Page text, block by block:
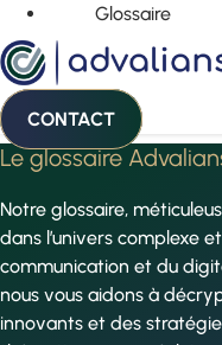
Glossaire
CONTACT
Le glossaire
Notre glossaire,
dans l’univers complexe
communication et du
nous vous aidons à
innovants et des